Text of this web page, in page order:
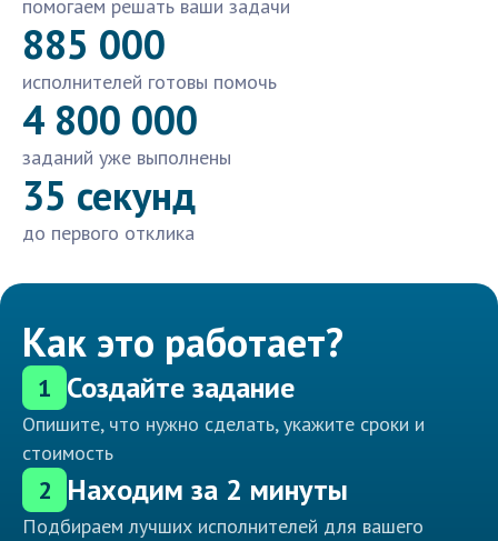
помогаем решать ваши задачи
885 000
исполнителей готовы помочь
4 800 000
заданий уже выполнены
35 секунд
до первого отклика
Как это работает?
1 Создайте задание
Опишите, что нужно сделать, укажите сроки и
стоимость
2 Находим за 2 минуты
Подбираем лучших исполнителей для вашего